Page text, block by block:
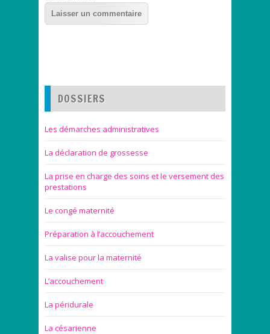
DOSSIERS
Les démarches administratives
La déclaration de grossesse
La prise en charge des soins et le versement des
prestations
Le congé maternité
Préparation à l’accouchement
La valise pour la maternité
L’accouchement
La péridurale
La césarienne